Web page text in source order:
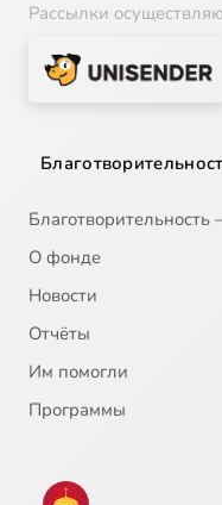
Рассылки
О фонде
Новости
Отчёты
Им помогли
Программы